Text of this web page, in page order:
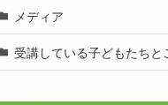
メディア
受講している子どもたちと